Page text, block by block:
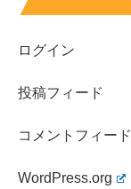
ログイン
投稿フィード
コメントフィード
WordPress.org